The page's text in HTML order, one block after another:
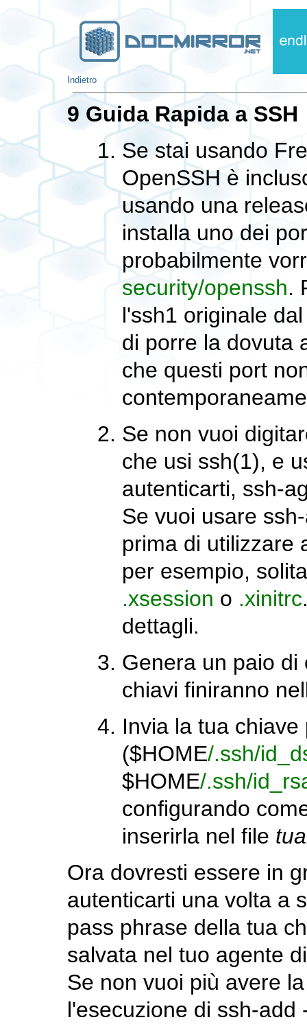
Indietro
9 Guida Rapida a SSH
Se stai usando
OpenSSH è
usando una
installa uno dei
probabilmente
security/openssh.
l'ssh1 originale
di porre la dovuta
che questi port
Se non vuoi
che usi ssh(1), e
autenticarti, ssh-
Se vuoi usare
prima di utilizzare
per esempio,
.xsession o .xinitrc
dettagli.
Genera un paio
chiavi finiranno
Invia la tua chiave
($HOME/.ssh/
$HOME/.ssh/
configurando
inserirla nel file
Ora dovresti essere in
autenticarti una volta a
pass phrase della tua
salvata nel tuo agente
Se non vuoi più avere
l'esecuzione di ssh-add